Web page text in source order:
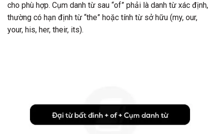
cho phù hợp. Cụm danh từ sau “of” phải là danh từ xác định,
thường có hạn định từ “the” hoặc tính từ sở hữu (my, our,
your, his, her, their, its).